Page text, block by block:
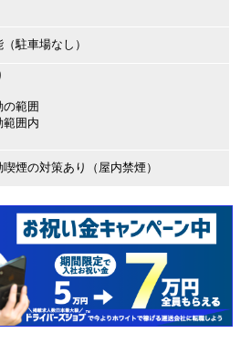
（駐車場なし）
の範囲
範囲内
喫煙の対策あり（屋内禁煙）